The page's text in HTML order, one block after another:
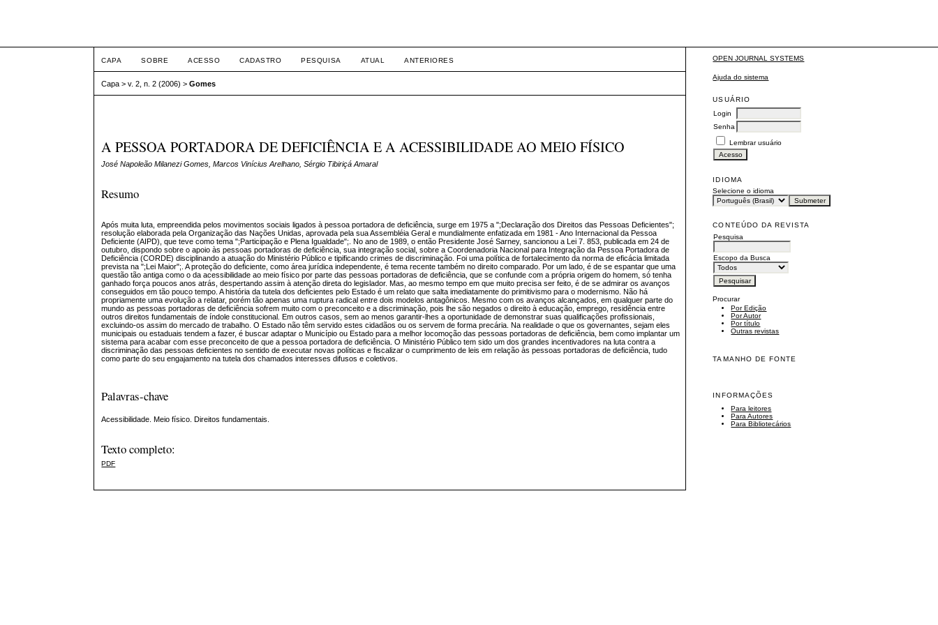
OPEN JOURNAL SYSTEMS
Ajuda do sistema
USUÁRIO
Login
Senha
Lembrar usuário
IDIOMA
Selecione o idioma
CONTEÚDO DA REVISTA
Pesquisa
Escopo da Busca
Procurar
Por Edição
Por Autor
Por título
Outras revistas
TAMANHO DE FONTE
INFORMAÇÕES
Para leitores
Para Autores
Para Bibliotecários
CAPA SOBRE ACESSO CADASTRO PESQUISA ATUAL ANTERIORES
Capa >v. 2, n. 2 (2006) >Gomes
A PESSOA PORTADORA DE DEFICIÊNCIA E A ACESSIBILIDADE AO MEIO FÍSICO
José Napoleão Milanezi Gomes, Marcos Vinícius Arelhano, Sérgio Tibiriçá Amaral
Resumo
Após muita luta, empreendida pelos movimentos sociais ligados à pessoa portadora de deficiência, surge em 1975 a ";Declaração dos Direitos das Pessoas Deficientes";
resolução elaborada pela Organização das Nações Unidas, aprovada pela sua Assembléia Geral e mundialmente enfatizada em 1981 - Ano Internacional da Pessoa
Deficiente (AIPD), que teve como tema ";Participação e Plena Igualdade";. No ano de 1989, o então Presidente José Sarney, sancionou a Lei 7. 853, publicada em 24 de
outubro, dispondo sobre o apoio às pessoas portadoras de deficiência, sua integração social, sobre a Coordenadoria Nacional para Integração da Pessoa Portadora de
Deficiência (CORDE) disciplinando a atuação do Ministério Público e tipificando crimes de discriminação. Foi uma política de fortalecimento da norma de eficácia limitada
prevista na ";Lei Maior";. A proteção do deficiente, como área jurídica independente, é tema recente também no direito comparado. Por um lado, é de se espantar que uma
questão tão antiga como o da acessibilidade ao meio físico por parte das pessoas portadoras de deficiência, que se confunde com a própria origem do homem, só tenha
ganhado força poucos anos atrás, despertando assim à atenção direta do legislador. Mas, ao mesmo tempo em que muito precisa ser feito, é de se admirar os avanços
conseguidos em tão pouco tempo. A história da tutela dos deficientes pelo Estado é um relato que salta imediatamente do primitivismo para o modernismo. Não há
propriamente uma evolução a relatar, porém tão apenas uma ruptura radical entre dois modelos antagônicos. Mesmo com os avanços alcançados, em qualquer parte do
mundo as pessoas portadoras de deficiência sofrem muito com o preconceito e a discriminação, pois lhe são negados o direito à educação, emprego, residência entre
outros direitos fundamentais de índole constitucional. Em outros casos, sem ao menos garantir-lhes a oportunidade de demonstrar suas qualificações profissionais,
excluindo-os assim do mercado de trabalho. O Estado não têm servido estes cidadãos ou os servem de forma precária. Na realidade o que os governantes, sejam eles
municipais ou estaduais tendem a fazer, é buscar adaptar o Município ou Estado para a melhor locomoção das pessoas portadoras de deficiência, bem como implantar um
sistema para acabar com esse preconceito de que a pessoa portadora de deficiência. O Ministério Público tem sido um dos grandes incentivadores na luta contra a
discriminação das pessoas deficientes no sentido de executar novas políticas e fiscalizar o cumprimento de leis em relação às pessoas portadoras de deficiência, tudo
como parte do seu engajamento na tutela dos chamados interesses difusos e coletivos.
Palavras-chave
Acessibilidade. Meio físico. Direitos fundamentais.
Texto completo:
PDF